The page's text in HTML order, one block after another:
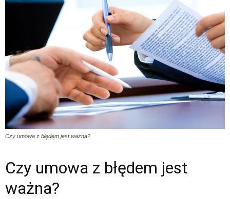
Czy umowa z błędem jest ważna?
Czy umowa z błędem jest
ważna?